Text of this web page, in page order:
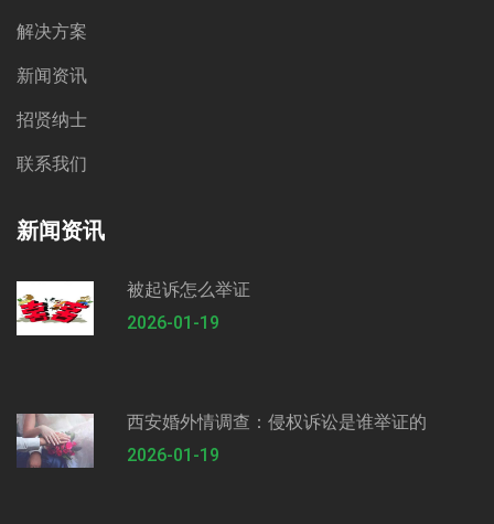
解决方案
新闻资讯
招贤纳士
联系我们
新闻资讯
被起诉怎么举证
2026-01-19
西安婚外情调查：侵权诉讼是谁举证的
2026-01-19